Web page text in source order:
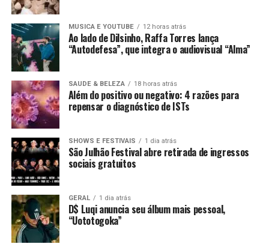
MUSICA E YOUTUBE 12 horas atrás
Ao lado de Dilsinho, Raffa Torres lança
“Autodefesa”, que integra o audiovisual “Alma”
SAUDE & BELEZA 18 horas atrás
Além do positivo ou negativo: 4 razões para
repensar o diagnóstico de ISTs
SHOWS E FESTIVAIS 1 dia atrás
São Julhão Festival abre retirada de ingressos
sociais gratuitos
GERAL 1 dia atrás
D$ Luqi anuncia seu álbum mais pessoal,
“Uototogoka”